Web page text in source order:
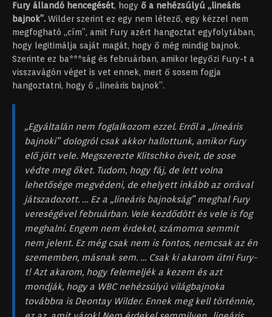
Fury állandó hencegését, hogy ő a nehézsúlyú „lineáris
bajnok”. Wilder szerint ez egy nem létező, egy kézzel nem
megfogható „cím”, amit Fury azért hangoztat egyfolytában,
hogy legitimálja saját magát, hogy ő még mindig bajnok.
Szerinte ez ba***ság és februárban, amikor legyőzi Fury-t a
visszavágón véget is vet ennek, mert ő sosem fogja
hangoztatni, hogy ő „lineáris bajnok”.
„Egyáltalán nem foglalkozom ezzel. Erről a „lineáris
bajnoki” dologról csak akkor hallottunk, amikor Fury
elő jött vele. Megszerezte Klitschko öveit, de sose
védte meg őket. Tudom, hogy fáj, de lett volna
lehetősége megvédeni, de ehelyett inkább az orrával
játszadozott. … Ez a „lineáris bajnokság” meghal Fury
vereségével februárban. Vele kezdődött és vele is fog
meghalni. Engem nem érdekel, számomra semmit
nem jelent. Ez még csak nem is fontos, nemcsak az én
szememben, másnak sem. … Csak ki akarom ütni Fury-
t! Azt akarom, hogy felemeljék a kezem és azt
mondják, hogy a WBC nehézsúlyú világbajnoka
továbbra is Deontay Wilder. Ennek meg kell történnie,